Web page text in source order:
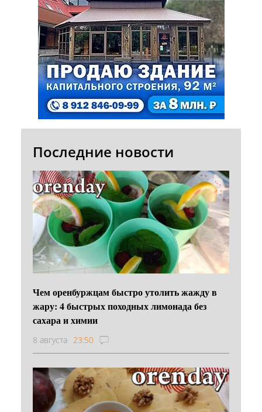
Последние новости
Чем оренбуржцам быстро утолить жажду в
жару: 4 быстрых походных лимонада без
сахара и химии
8 августа 23:50